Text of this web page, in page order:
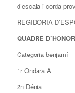
d’escala i corda
REGIDORIA
QUADRE
Categoria benjamí
1r Ondara A
2n Dénia